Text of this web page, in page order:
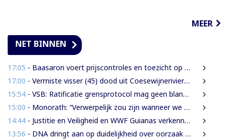
MEER
NET BINNEN
17:05 - Baasaron voert prijscontroles en toezicht op voedselveiligheid op
17:00 - Vermiste visser (45) dood uit Coesewijnerivier gehaald
15:54 - VSB: Ratificatie grensprotocol mag geen blanco cheque zijn
15:00 - Monorath: “Verwerpelijk zou zijn wanneer we de dingen zouden bedekken met de mantel der liefde”
14:44 - Justitie en Veiligheid en WWF Guianas verkennen verdere samenwerking
13:56 - DNA dringt aan op duidelijkheid over oorzaak massale vissterfte